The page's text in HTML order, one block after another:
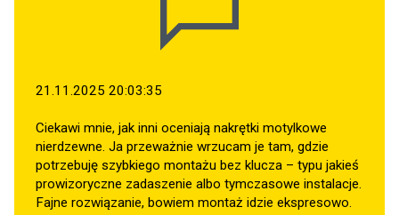
21.11.2025 20:03:35
Ciekawi mnie, jak inni oceniają nakrętki motylkowe
nierdzewne. Ja przeważnie wrzucam je tam, gdzie
potrzebuję szybkiego montażu bez klucza – typu jakieś
prowizoryczne zadaszenie albo tymczasowe instalacje.
Fajne rozwiązanie, bowiem montaż idzie ekspresowo.